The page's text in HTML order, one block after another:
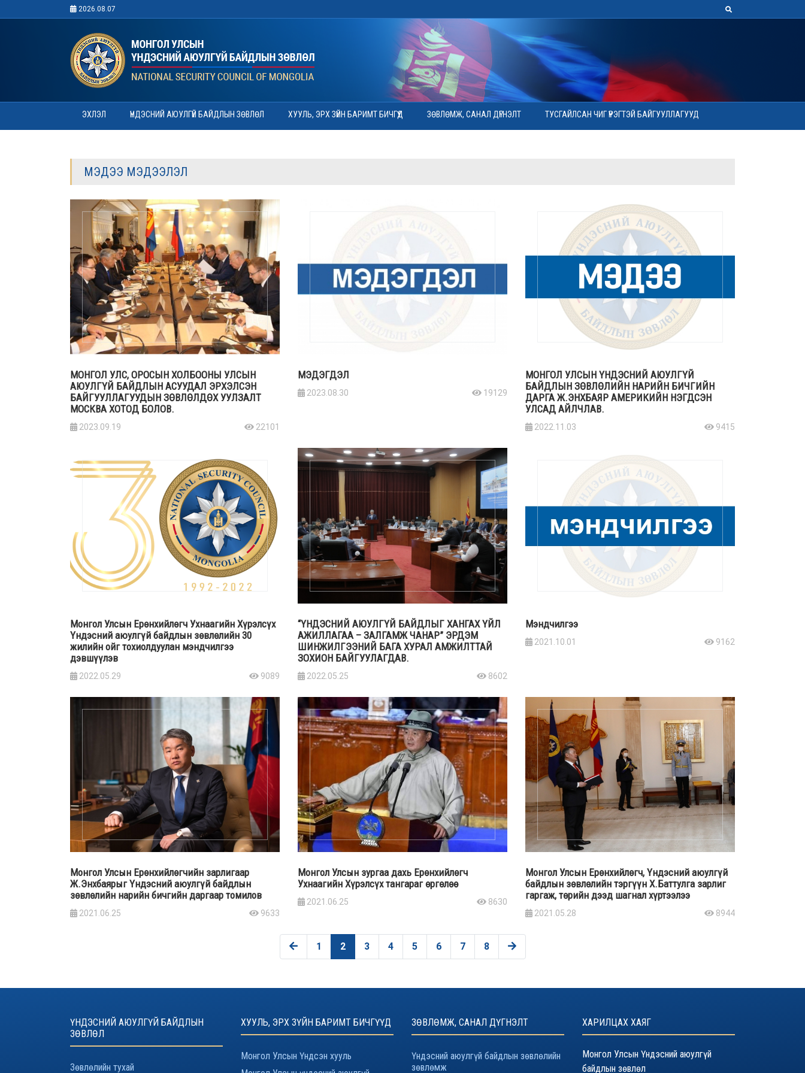
2026.08.07
ЭХЛЭЛ ҮНДЭСНИЙ АЮУЛГҮЙ БАЙДЛЫН ЗӨВЛӨЛ ХУУЛЬ, ЭРХ ЗҮЙН БАРИМТ БИЧГҮҮД ЗӨВЛӨМЖ, САНАЛ ДҮГНЭЛТ ТУСГАЙЛСАН ЧИГ ҮҮРЭГТЭЙ БАЙГУУЛЛАГУУД
МЭДЭЭ МЭДЭЭЛЭЛ
МОНГОЛ УЛС, ОРОСЫН ХОЛБООНЫ УЛСЫН
АЮУЛГҮЙ БАЙДЛЫН АСУУДАЛ ЭРХЭЛСЭН
БАЙГУУЛЛАГУУДЫН ЗӨВЛӨЛДӨХ УУЛЗАЛТ
МОСКВА ХОТОД БОЛОВ.
2023.09.19 22101
МЭДЭГДЭЛ
2023.08.30 19129
МОНГОЛ УЛСЫН ҮНДЭСНИЙ АЮУЛГҮЙ
БАЙДЛЫН ЗӨВЛӨЛИЙН НАРИЙН БИЧГИЙН
ДАРГА Ж.ЭНХБАЯР АМЕРИКИЙН НЭГДСЭН
УЛСАД АЙЛЧЛАВ.
2022.11.03 9415
Монгол Улсын Ерөнхийлөгч Ухнаагийн Хүрэлсүх
Үндэсний аюулгүй байдлын зөвлөлийн 30
жилийн ойг тохиолдуулан мэндчилгээ
дэвшүүлэв
2022.05.29 9089
“ҮНДЭСНИЙ АЮУЛГҮЙ БАЙДЛЫГ ХАНГАХ ҮЙЛ
АЖИЛЛАГАА – ЗАЛГАМЖ ЧАНАР” ЭРДЭМ
ШИНЖИЛГЭЭНИЙ БАГА ХУРАЛ АМЖИЛТТАЙ
ЗОХИОН БАЙГУУЛАГДАВ.
2022.05.25 8602
Мэндчилгээ
2021.10.01 9162
Монгол Улсын Ерөнхийлөгчийн зарлигаар
Ж.Энхбаярыг Үндэсний аюулгүй байдлын
зөвлөлийн нарийн бичгийн даргаар томилов
2021.06.25 9633
Монгол Улсын зургаа дахь Ерөнхийлөгч
Ухнаагийн Хүрэлсүх тангараг өргөлөө
2021.06.25 8630
Монгол Улсын Ерөнхийлөгч, Үндэсний аюулгүй
байдлын зөвлөлийн тэргүүн Х.Баттулга зарлиг
гаргаж, төрийн дээд шагнал хүртээлээ
2021.05.28 8944
1 2 3 4 5 6 7 8
ҮНДЭСНИЙ АЮУЛГҮЙ БАЙДЛЫН
ЗӨВЛӨЛ
Зөвлөлийн тухай
ХУУЛЬ, ЭРХ ЗҮЙН БАРИМТ БИЧГҮҮД
Монгол Улсын Үндсэн хууль
ЗӨВЛӨМЖ, САНАЛ ДҮГНЭЛТ
Үндэсний аюулгүй байдлын зөвлөлийн
зөвлөмж
ХАРИЛЦАХ ХАЯГ
Монгол Улсын Үндэсний аюулгүй
байдлын зөвлөл